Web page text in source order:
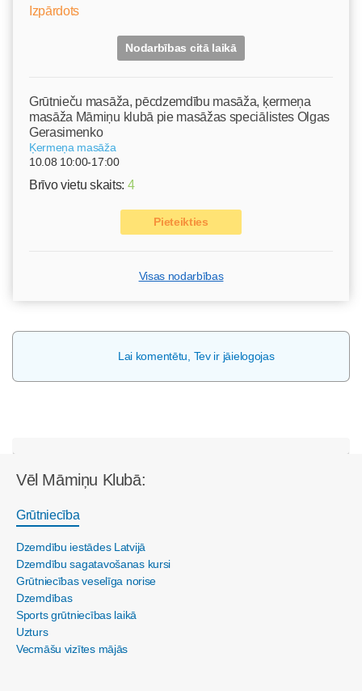
Izpārdots
Nodarbības citā laikā
Grūtnieču masāža, pēcdzemdību masāža, ķermeņa
masāža Māmiņu klubā pie masāžas speciālistes Olgas
Gerasimenko
Ķermeņa masāža
10.08 10:00-17:00
Brīvo vietu skaits: 4
Pieteikties
Visas nodarbības
Lai komentētu, Tev ir jāielogojas
Vēl Māmiņu Klubā:
Grūtniecība
Dzemdību iestādes Latvijā
Dzemdību sagatavošanas kursi
Grūtniecības veselīga norise
Dzemdības
Sports grūtniecības laikā
Uzturs
Vecmāšu vizītes mājās